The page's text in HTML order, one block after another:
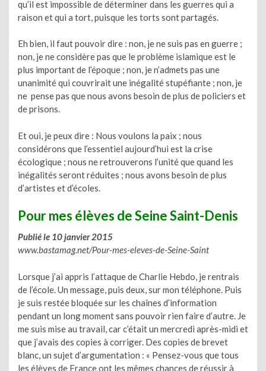
qu’il est impossible de déterminer dans les guerres qui a
raison et qui a tort, puisque les torts sont partagés.
Eh bien, il faut pouvoir dire : non, je ne suis pas en guerre ;
non, je ne considère pas que le problème islamique est le
plus important de l’époque ; non, je n’admets pas une
unanimité qui couvrirait une inégalité stupéfiante ; non, je
ne pense pas que nous avons besoin de plus de policiers et
de prisons.
Et oui, je peux dire : Nous voulons la paix ; nous
considérons que l’essentiel aujourd’hui est la crise
écologique ; nous ne retrouverons l’unité que quand les
inégalités seront réduites ; nous avons besoin de plus
d’artistes et d’écoles.
Pour mes élèves de Seine Saint-Denis
Publié le 10 janvier 2015
www.bastamag.net/Pour-mes-eleves-de-Seine-Saint
Lorsque j’ai appris l’attaque de Charlie Hebdo, je rentrais
de l’école. Un message, puis deux, sur mon téléphone. Puis
je suis restée bloquée sur les chaînes d’information
pendant un long moment sans pouvoir rien faire d’autre. Je
me suis mise au travail, car c’était un mercredi après-midi et
que j’avais des copies à corriger. Des copies de brevet
blanc, un sujet d’argumentation : « Pensez-vous que tous
les élèves de France ont les mêmes chances de réussir à